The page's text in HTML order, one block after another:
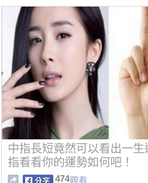
中指長短竟然可以看出一
指看看你的運勢如何吧！
474觀看